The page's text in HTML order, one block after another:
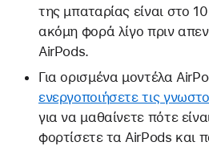
της μπαταρίας είναι στο
ακόμη φορά λίγο πριν
AirPods.
Για ορισμένα μοντέλα
ενεργοποιήσετε τις
για να μαθαίνετε πότε
φορτίσετε τα AirPods και